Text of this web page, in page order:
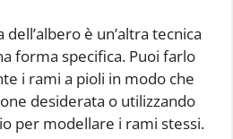
è un’altra tecnica
forma specifica. Puoi farlo
i rami a pioli in modo che
desiderata o utilizzando
per modellare i rami stessi.